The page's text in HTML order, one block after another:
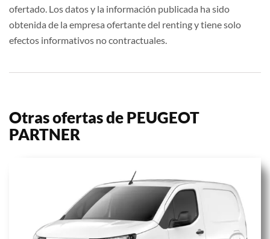
ofertado. Los datos y la información publicada ha sido
obtenida de la empresa ofertante del renting y tiene solo
efectos informativos no contractuales.
Otras ofertas de PEUGEOT
PARTNER